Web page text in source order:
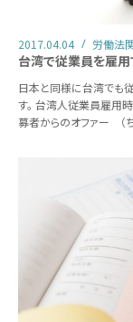
2017.04.04 労働法
台湾で従業員を雇
日本と同様に台湾でも
す。 台湾人従業員雇用
募者からのオファー （